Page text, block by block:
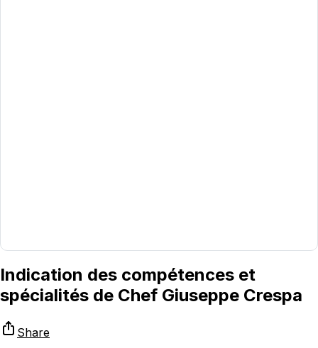
Indication des compétences et
spécialités de Chef Giuseppe Crespa
Share